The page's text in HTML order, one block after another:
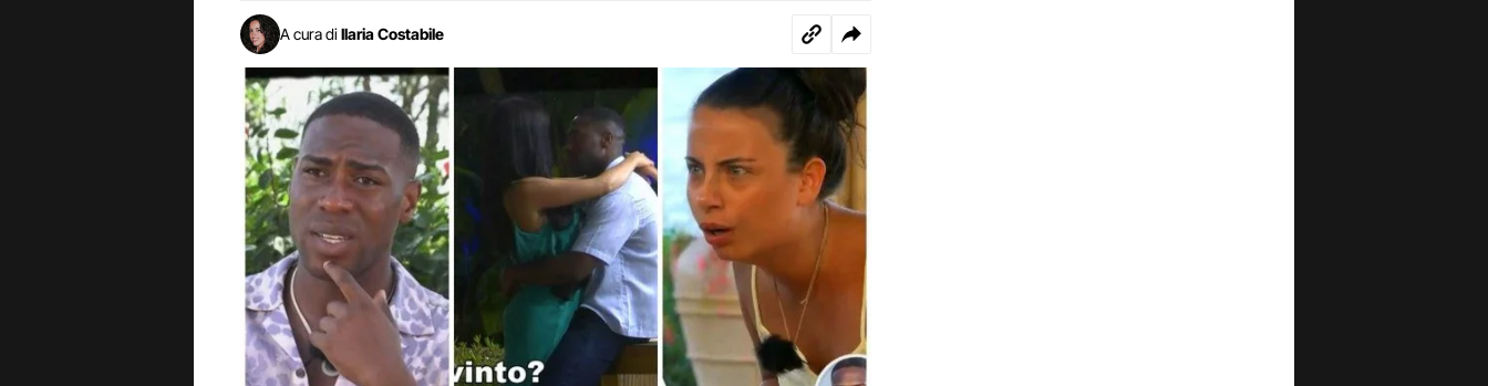
A cura di Ilaria Costabile